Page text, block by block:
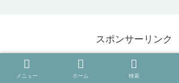
スポンサーリンク
メニュー ホーム 検索